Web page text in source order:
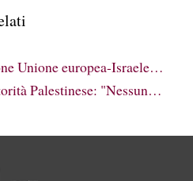
Unione europea-Israele…
Palestinese: "Nessun…